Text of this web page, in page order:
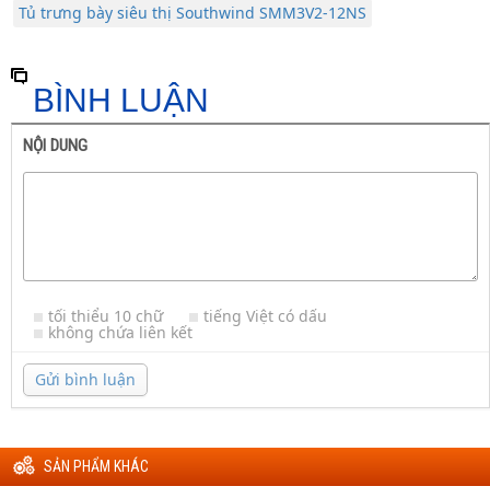
Tủ trưng bày siêu thị Southwind SMM3V2-12NS
BÌNH LUẬN
NỘI DUNG
tối thiểu 10 chữ tiếng Việt có dấu
không chứa liên kết
Gửi bình luận
SẢN PHẨM KHÁC